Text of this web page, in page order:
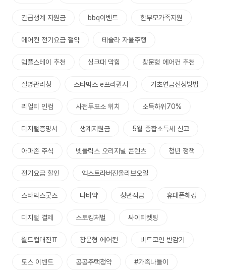
긴급생계 지원금 bbq이벤트 한부모가족지원
에어컨 전기요금 절약 테슬라 자율주행
템플스테이 추천 싱크대 막힘 창문형 에어컨 추천
질병관리청 스타벅스 e프리퀀시 기초연금신청방법
리얼티 인컴 사전투표소 위치 소득하위70%
디지털증명서 생계지원금 5월 종합소득세 신고
아마존 주식 넷플릭스 오리지널 콘텐츠 청년 정책
전기요금 할인 엑스트라버진올리브오일
스타벅스굿즈 나비약 청년적금 휴대폰해킹
디지털 결제 스토킹처벌 싸이티켓팅
월드컵대진표 창문형 에어컨 비트코인 반감기
토스 이벤트 공공주택청약 #가족나들이